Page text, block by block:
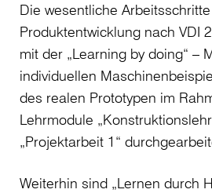
Die wesentliche
Produktentwicklung nach VDI
mit der „Learning by doing“ –
individuellen
des realen Prototypen im
Lehrmodule
„Projektarbeit 1“
Weiterhin sind „Lernen durch